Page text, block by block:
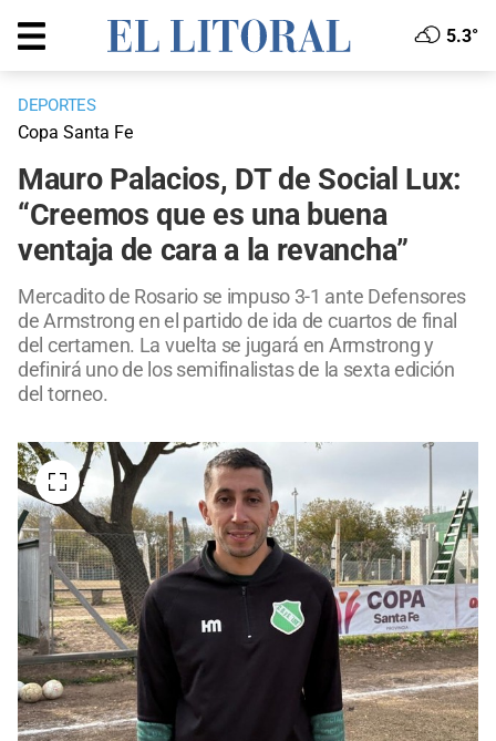
5.3°
DEPORTES
Copa Santa Fe
Mauro Palacios, DT de Social Lux:
“Creemos que es una buena
ventaja de cara a la revancha”
Mercadito de Rosario se impuso 3-1 ante Defensores
de Armstrong en el partido de ida de cuartos de final
del certamen. La vuelta se jugará en Armstrong y
definirá uno de los semifinalistas de la sexta edición
del torneo.